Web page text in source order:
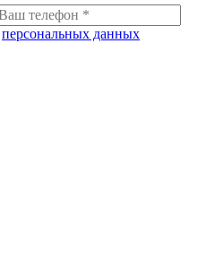
персональных данных